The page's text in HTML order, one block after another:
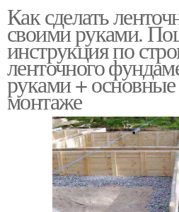
Как сделать
своими руками.
инструкция по
ленточного
руками +
монтаже